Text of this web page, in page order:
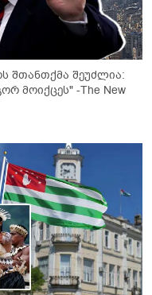
შთანთქმა შეუძლია:
-The New